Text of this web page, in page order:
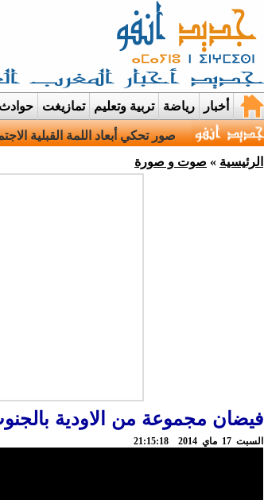
أخبار رياضة تربية وتعليم تمازيغت حوادث
صور تحكي أبعاد اللمة القبلية
الرئيسية » صوت و صورة
فيضان مجموعة من الاودية
السبت 17 ماي 2014 21:15:18